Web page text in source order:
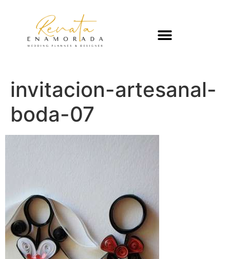
invitacion-artesanal-
boda-07